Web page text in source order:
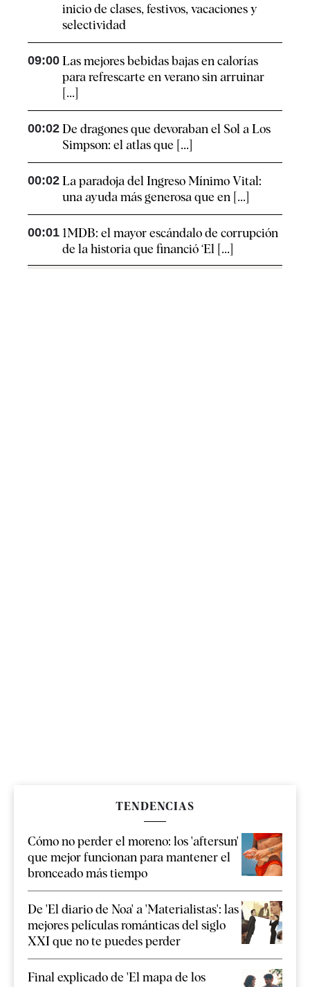
inicio de clases, festivos, vacaciones y
selectividad
09:00 Las mejores bebidas bajas en calorías
para refrescarte en verano sin arruinar
[...]
00:02 De dragones que devoraban el Sol a Los
Simpson: el atlas que [...]
00:02 La paradoja del Ingreso Mínimo Vital:
una ayuda más generosa que en [...]
00:01 1MDB: el mayor escándalo de corrupción
de la historia que financió ‘El [...]
TENDENCIAS
Cómo no perder el moreno: los 'aftersun'
que mejor funcionan para mantener el
bronceado más tiempo
De 'El diario de Noa' a 'Materialistas': las
mejores películas románticas del siglo
XXI que no te puedes perder
Final explicado de 'El mapa de los